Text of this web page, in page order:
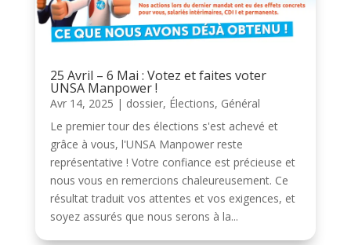
25 Avril – 6 Mai : Votez et faites voter
UNSA Manpower !
Avr 14, 2025 | dossier, Élections, Général
Le premier tour des élections s'est achevé et
grâce à vous, l'UNSA Manpower reste
représentative ! Votre confiance est précieuse et
nous vous en remercions chaleureusement. Ce
résultat traduit vos attentes et vos exigences, et
soyez assurés que nous serons à la...